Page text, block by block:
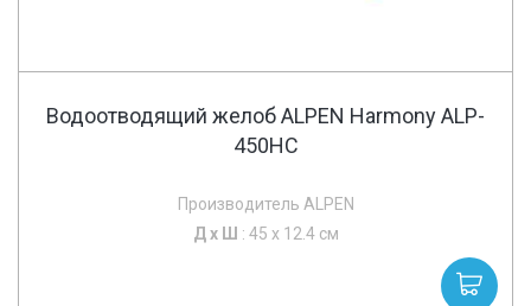
Водоотводящий желоб ALPEN Harmony ALP-
450HC
Производитель ALPEN
Д х Ш : 45 x 12.4 см